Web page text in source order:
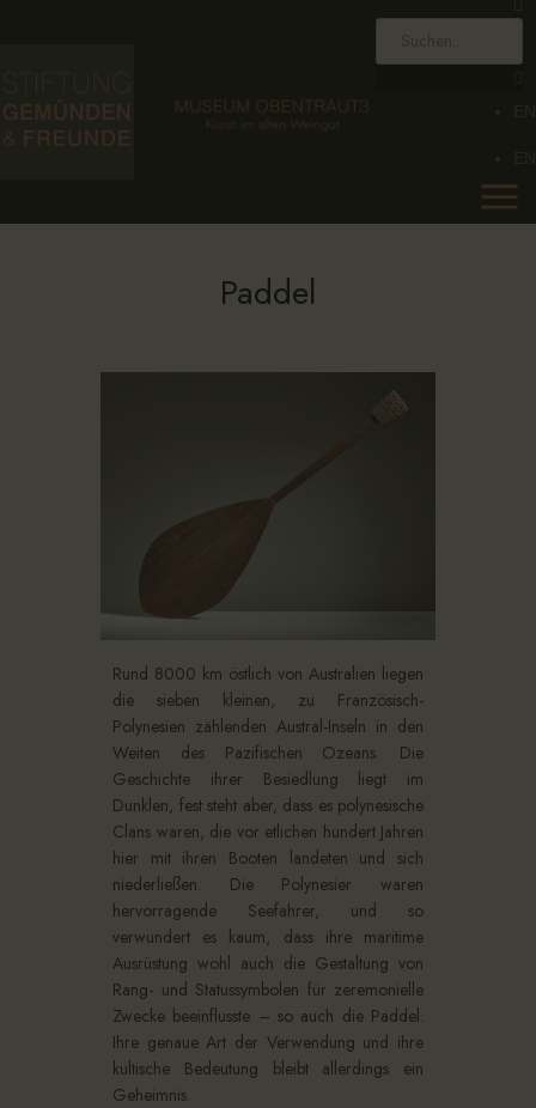
Paddel
STIFTUNG
MUSEUM
KALENDER
Rund 8000 km östlich von Australien liegen
die sieben kleinen, zu Französisch-
Polynesien zählenden Austral-Inseln in den
Weiten des Pazifischen Ozeans. Die
Geschichte ihrer Besiedlung liegt im
Dunklen, fest steht aber, dass es polynesische
Clans waren, die vor etlichen hundert Jahren
hier mit ihren Booten landeten und sich
niederließen. Die Polynesier waren
hervorragende Seefahrer, und so
verwundert es kaum, dass ihre maritime
Ausrüstung wohl auch die Gestaltung von
Rang- und Statussymbolen für zeremonielle
Zwecke beeinflusste – so auch die Paddel.
Ihre genaue Art der Verwendung und ihre
kultische Bedeutung bleibt allerdings ein
Geheimnis.